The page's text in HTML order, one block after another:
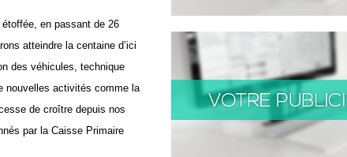
en passant de 26
atteindre la centaine d’ici
des véhicules, technique
nouvelles activités comme la
de croître depuis nos
par la Caisse Primaire